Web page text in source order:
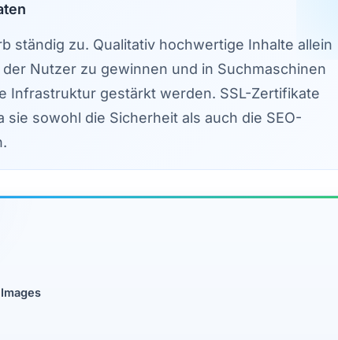
ständig zu. Qualitativ hochwertige Inhalte allein
Nutzer zu gewinnen und in Suchmaschinen
Infrastruktur gestärkt werden. SSL-Zertifikate
sowohl die Sicherheit als auch die SEO-